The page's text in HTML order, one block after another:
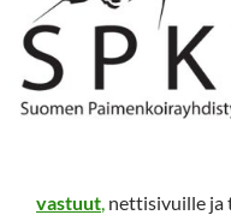
vastuut nettisivuille ja